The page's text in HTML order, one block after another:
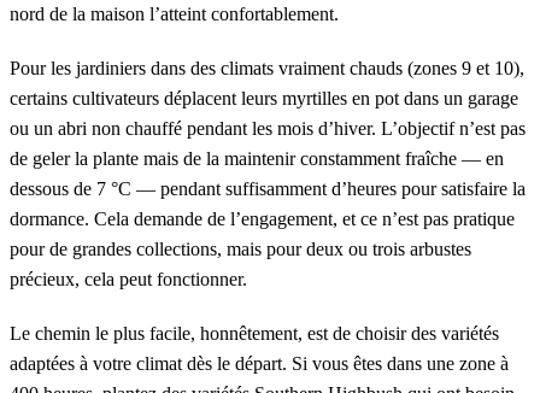
nord de la maison l’atteint confortablement.
Pour les jardiniers dans des climats vraiment chauds (zones 9 et 10),
certains cultivateurs déplacent leurs myrtilles en pot dans un garage
ou un abri non chauffé pendant les mois d’hiver. L’objectif n’est pas
de geler la plante mais de la maintenir constamment fraîche — en
dessous de 7 °C — pendant suffisamment d’heures pour satisfaire la
dormance. Cela demande de l’engagement, et ce n’est pas pratique
pour de grandes collections, mais pour deux ou trois arbustes
précieux, cela peut fonctionner.
Le chemin le plus facile, honnêtement, est de choisir des variétés
adaptées à votre climat dès le départ. Si vous êtes dans une zone à